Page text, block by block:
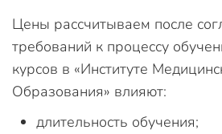
Цены рассчитываем после
требований к процессу
курсов в «Институте
Образования» влияют:
длительность обучения;